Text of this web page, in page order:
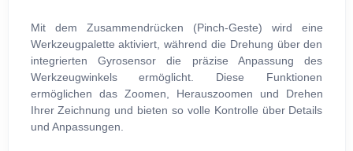
Mit dem Zusammendrücken (Pinch-Geste) wird eine
Werkzeugpalette aktiviert, während die Drehung über den
integrierten Gyrosensor die präzise Anpassung des
Werkzeugwinkels ermöglicht. Diese Funktionen
ermöglichen das Zoomen, Herauszoomen und Drehen
Ihrer Zeichnung und bieten so volle Kontrolle über Details
und Anpassungen.